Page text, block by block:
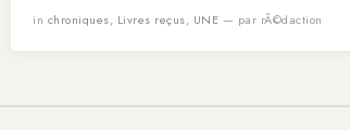
in chroniques, Livres reçus, UNE — par rÃ©daction